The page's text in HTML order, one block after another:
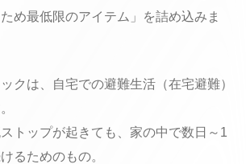
め最低限のアイテム」を詰め込みま
クは、自宅での避難生活（在宅避難）
トップが起きても、家の中で数日～1
るためのもの。